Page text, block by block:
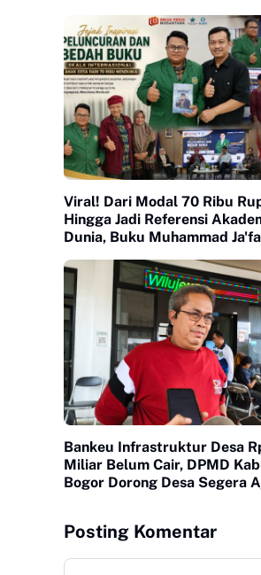
Viral! Dari Modal 70 Ribu
Hingga Jadi Referensi
Dunia, Buku Muhammad
Bankeu Infrastruktur Desa
Miliar Belum Cair, DPMD
Bogor Dorong Desa Segera
Posting Komentar